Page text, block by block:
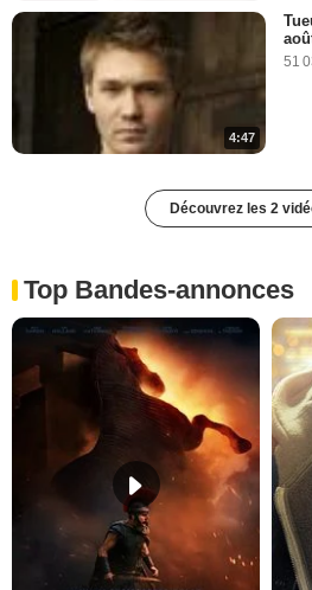
4:47
51
Découvrez les 2
Top Bandes-annonces